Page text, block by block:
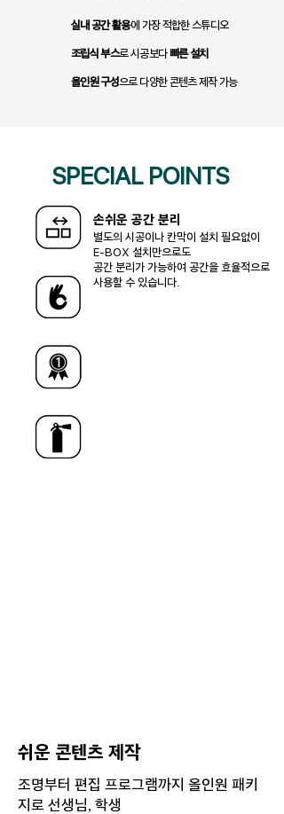
실내 공간 활용에 가장 적합한 스튜디오
조립식 부스로 시공보다빠른 설치
​올인원 구성으로 다양한 콘텐츠 제작 가능
SPECIAL POINTS
​손쉬운 공간 분리
별도의 시공이나 칸막이 설치 필요없이
E-BOX 설치만으로도
​공간 분리가 가능하여 공간을 효율적으로
사용할 수 있습니다.
쉬운 콘텐츠 제작
조명부터 편집 프로그램까지 올인원 패키
지로 선생님, 학생